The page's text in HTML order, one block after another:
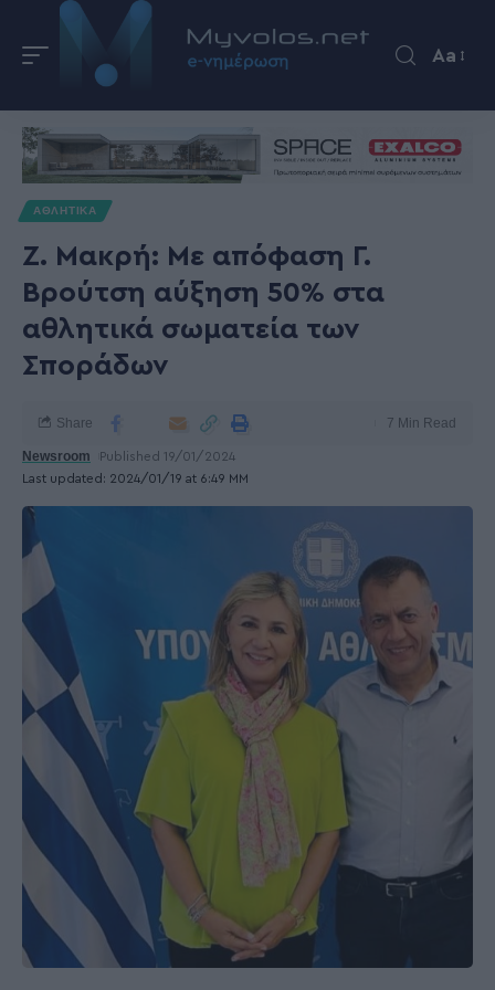
Aa
ΑΘΛΗΤΙΚΑ
Ζ. Μακρή: Με απόφαση Γ.
Βρούτση αύξηση 50% στα
αθλητικά σωματεία των
Σποράδων
Last updated: 2024/01/19 at 6:49 ΜΜ
Newsroom Published 19/01/2024
Share 7 Min Read